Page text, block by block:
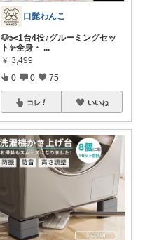
口髭わんこ
🐶✂️1台4役♪グルーミングセッ
ト✨全身・ ...
￥ 3,499
0 0 75
コレ いいね